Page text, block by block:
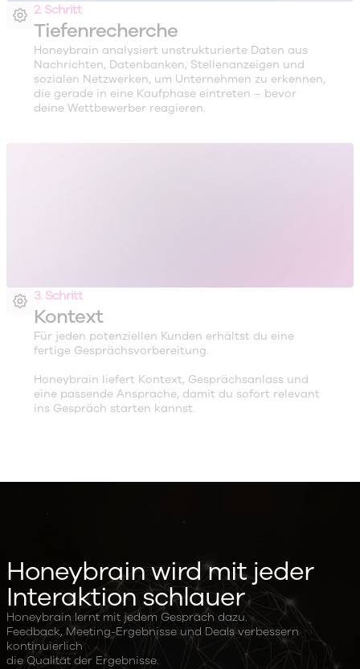
2. Schritt
Tiefenrecherche
Honeybrain analysiert unstrukturierte Daten aus
Nachrichten, Datenbanken, Stellenanzeigen und
sozialen Netzwerken, um Unternehmen zu erkennen,
die gerade in eine Kaufphase eintreten – bevor
deine Wettbewerber reagieren.
3. Schritt
Kontext
Für jeden potenziellen Kunden erhältst du eine
fertige Gesprächsvorbereitung.
Honeybrain liefert Kontext, Gesprächsanlass und
eine passende Ansprache, damit du sofort relevant
ins Gespräch starten kannst.
Honeybrain wird mit jeder
Interaktion schlauer
Honeybrain lernt mit jedem Gespräch dazu.
Feedback, Meeting-Ergebnisse und Deals verbessern
kontinuierlich
die Qualität der Ergebnisse.